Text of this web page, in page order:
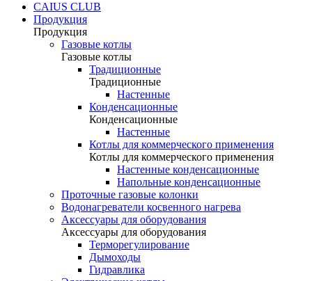
CAIUS CLUB
Продукция
Продукция
Газовые котлы
Газовые котлы
Традиционные
Традиционные
Настенные
Конденсационные
Конденсационные
Настенные
Котлы для коммерческого применения
Котлы для коммерческого применения
Настенные конденсационные
Напольные конденсационные
Проточные газовые колонки
Водонагреватели косвенного нагрева
Аксессуары для оборудования
Аксессуары для оборудования
Терморегулирование
Дымоходы
Гидравлика